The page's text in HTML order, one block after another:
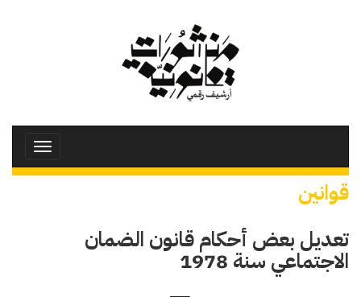
Toggle
قوانين
تعديل بعض أحكام قانون الضمان
الاجتماعي سنة 1978